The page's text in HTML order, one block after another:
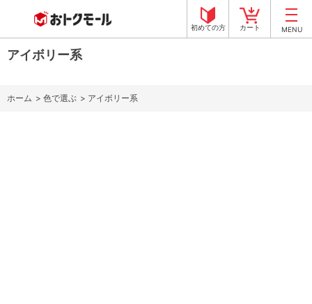
MENU
初めての方 カート
アイボリー系
ホーム > 色で選ぶ > アイボリー系